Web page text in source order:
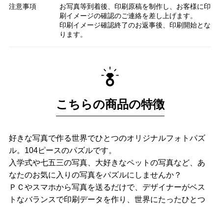
注意事項
お写真等到着後、印刷原稿を制作し、お客様に印
刷イメージの確認のご連絡を差し上げます。
印刷イメージ確認終了のお返事後、印刷開始とな
ります。
こちらの商品の特徴
好きな写真で作る世界でひとつのオリジナルフォトパズ
ル。104ピースのパズルです。
入学式や七五三の写真、大好きなペットの写真など、あ
なたのお気に入りの写真をパズルにしませんか？
ＰＣやスマホから写真を送るだけで、デザイナーがベス
トなバランスで印刷データを作り、世界にたったひとつ